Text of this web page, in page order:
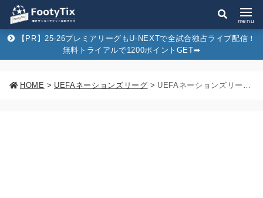
menu
【PR】25-26プレミアリーグもU-NEXTで全試合独占ライブ配信！
無料トライアルで1200ポイントGET➡︎
HOME > UEFAネーションズリーグ > UEFAネーションズリーグによる日本代表への影響は本当にあるのか。デメリットばかりではない？？